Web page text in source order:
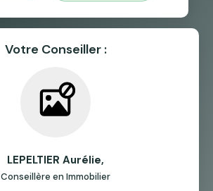
Votre Conseiller :
LEPELTIER Aurélie,
Conseillère en Immobilier